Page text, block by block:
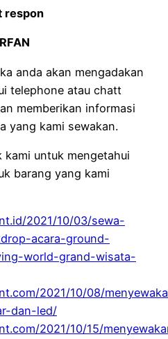
respon
anda akan mengadakan
telephone atau chatt
memberikan informasi
yang kami sewakan.
untuk mengetahui
barang yang kami
2021/10/03/sewa-
acara-ground-
world-grand-wisata-
2021/10/08/
dan-led/
2021/10/15/